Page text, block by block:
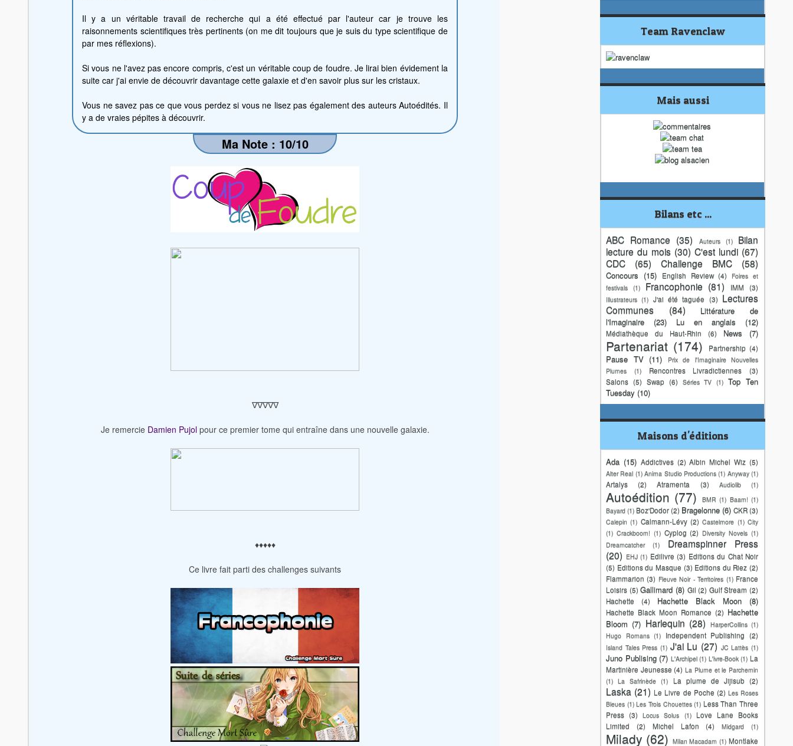
Il y a un véritable travail de recherche qui a été effectué par l'auteur car je trouve les
raisonnements scientifiques très pertinents (on me dit toujours que je suis du type scientifique de
par mes réflexions).
Si vous ne l'avez pas encore compris, c'est un véritable coup de foudre. Je lirai bien évidement la
suite car j'ai envie de découvrir davantage cette galaxie et d'en savoir plus sur les cristaux.
Vous ne savez pas ce que vous perdez si vous ne lisez pas également des auteurs Autoédités. Il
y a de vraies pépites à découvrir.
Ma Note : 10/10
∇∇∇∇∇
Je remercie Damien Pujolpour ce premier tome qui entraîne dans une nouvelle galaxie.
♦️♦️♦️♦️♦️
Ce livre fait parti des challenges suivants
Team Ravenclaw
Mais aussi
Bilans etc ...
ABC Romance (35) Auteurs (1)
Bilan
lecture du mois (30) C'est lundi (67)
CDC
(65) Challenge BMC (58)
Concours (15) English Review (4)
Foires et
festivals (1) Francophonie (81) IMM (3)
Illustrateurs (1) J'ai été taguée (3) Lectures
Communes
(84)
Littérature de
l'Imaginaire
(23) Lu en anglais (12)
Médiathèque du Haut-Rhin (6) News (7)
Partenariat (174) Partnership (4)
Pause TV (11)
Prix de l'Imaginaire Nouvelles
Plumes
(1) Rencontres Livradictiennes
(3)
Salons (5) Swap (6) Séries TV (1) Top Ten
Tuesday (10)
Maisons d'éditions
Ada (15) Addictives (2) Albin Michel Wiz (5)
Alter Real (1) Anima Studio Productions (1) Anyway (1)
Artalys (2) Atramenta (3) Audiolib (1)
Autoédition (77) BMR (1) Baam! (1)
Bayard (1) Boz'Dodor(2) Bragelonne (6) CKR(3)
Calepin (1) Calmann-Lévy (2) Castelmore (1) City
(1) Crackboom! (1) Cyplog (2) Diversity Novels (1)
Dreamcatcher
(1)
Dreamspinner Press
(20) EHJ (1) Edilivre (3) Editions du Chat Noir
(5) Editions du Masque (3) Editions du Riez (2)
Flammarion (3) Fleuve Noir - Territoires (1) France
Loisirs (5) Gallimard (8) Gil (2) Gulf Stream (2)
Hachette
(4) Hachette Black Moon (8)
Hachette Black Moon Romance (2) Hachette
Bloom (7) Harlequin (28) HarperCollins (1)
Hugo Romans (1) Independent Publishing (2)
Island Tales Press (1) J'ai Lu (27) JC Lattès (1)
Juno Publising (7) L'Archipel (1) L'ivre-Book (1) La
Martinière Jeunesse (4) La Plume et le Parchemin
(1) La Safrinède (1) La plume de Jijisub (2)
Laska (21) Le Livre de Poche (2) Les Roses
Bleues (1) Les Trois Chouettes (1) Less Than Three
Press (3) Locus Solus (1)
Love Lane Books
Limited
(2) Michel Lafon (4) Midgard (1)
Milady (62) Milan Macadam (1) Montlake